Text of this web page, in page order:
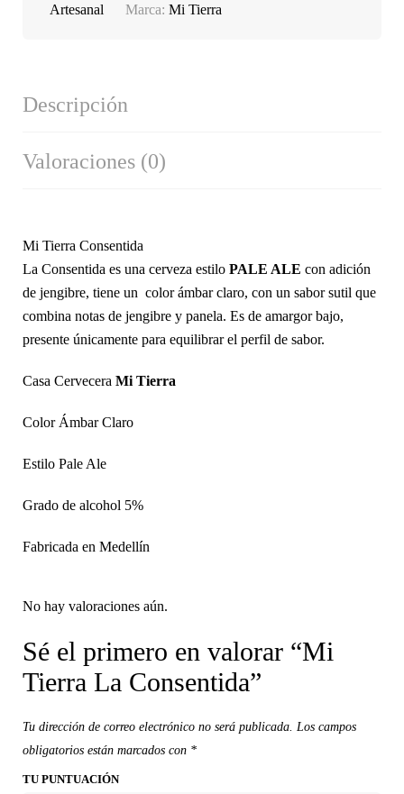
Artesanal
Marca: Mi Tierra
Descripción
Valoraciones (0)
Mi Tierra Consentida
La Consentida es una cerveza estilo PALE ALE con adición
de jengibre, tiene un color ámbar claro, con un sabor sutil que
combina notas de jengibre y panela. Es de amargor bajo,
presente únicamente para equilibrar el perfil de sabor.
Casa Cervecera Mi Tierra
Color Ámbar Claro
Estilo Pale Ale
Grado de alcohol 5%
Fabricada en Medellín
No hay valoraciones aún.
Sé el primero en valorar “Mi
Tierra La Consentida”
Tu dirección de correo electrónico no será publicada. Los campos
obligatorios están marcados con *
TU PUNTUACIÓN